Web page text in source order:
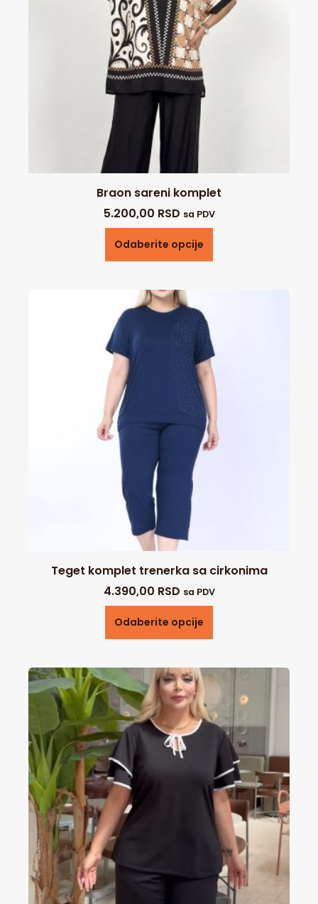
Braon sareni komplet
5.200,00 RSD sa PDV
Odaberite opcije
Teget komplet trenerka sa cirkonima
4.390,00 RSD sa PDV
Odaberite opcije